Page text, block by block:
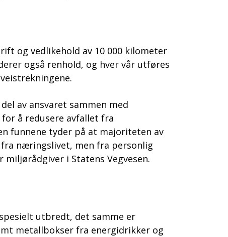
og vedlikehold av 10 000 kilometer
også renhold, og hver vår utføres
av ansvaret sammen med
å redusere avfallet fra
funnene tyder på at majoriteten av
næringslivet, men fra personlig
i Statens Vegvesen.
utbredt, det samme er
metallbokser fra energidrikker og